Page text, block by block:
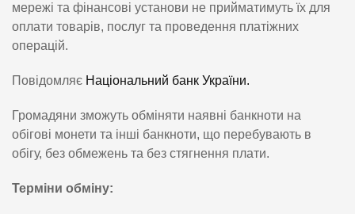
мережі та фінансові установи не прийматимуть їх для
оплати товарів, послуг та проведення платіжних
операцій.
Повідомляє Національний банк України.
Громадяни зможуть обміняти наявні банкноти на
обігові монети та інші банкноти, що перебувають в
обігу, без обмежень та без стягнення плати.
Терміни обміну: